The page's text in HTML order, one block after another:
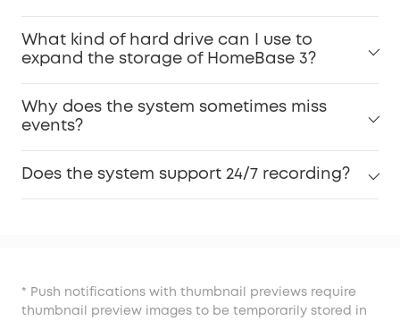
What kind of hard drive can I use to
expand the storage of HomeBase 3?
Why does the system sometimes miss
events?
Does the system support 24/7 recording?
* Push notifications with thumbnail previews require
thumbnail preview images to be temporarily stored in